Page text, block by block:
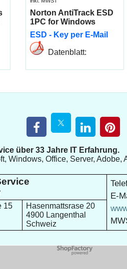
CHF 59.90 CHF47.92
inkl. MWST
Norton AntiTrack ESD
1PC for Windows
über 33 Jahre IT Erfahrung.
Windows, Office, Server, Adobe,
E-
Hasenmattsrase 20